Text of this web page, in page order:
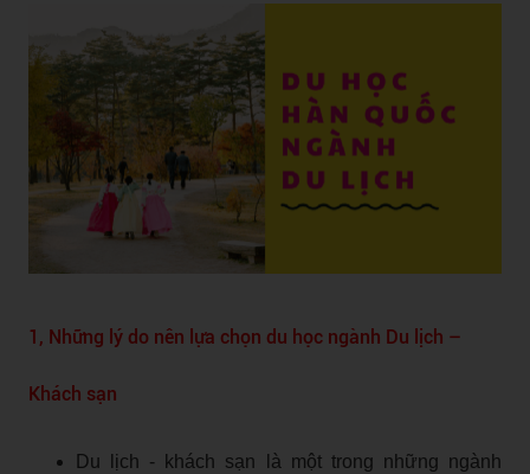
1, Những lý do nên lựa chọn du học ngành Du lịch –
Khách sạn
Du lịch - khách sạn là một trong những ngành